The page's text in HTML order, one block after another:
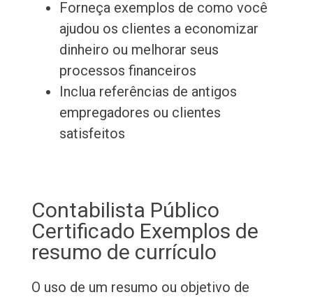
Forneça exemplos de como você
ajudou os clientes a economizar
dinheiro ou melhorar seus
processos financeiros
Inclua referências de antigos
empregadores ou clientes
satisfeitos
Contabilista Público
Certificado Exemplos de
resumo de currículo
O uso de um resumo ou objetivo de